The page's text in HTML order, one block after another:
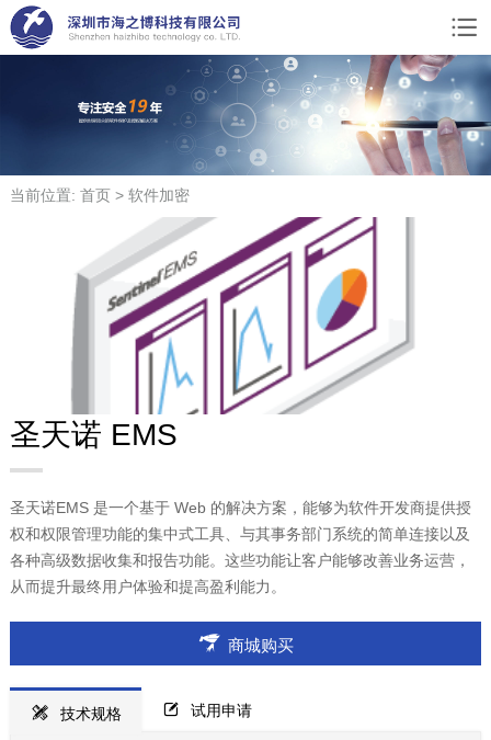
当前位置: 首页 > 软件加密
圣天诺 EMS
圣天诺EMS 是一个基于 Web 的解决方案，能够为软件开发商提供授
权和权限管理功能的集中式工具、与其事务部门系统的简单连接以及
各种高级数据收集和报告功能。这些功能让客户能够改善业务运营，
从而提升最终用户体验和提高盈利能力。
商城购买
技术规格 试用申请